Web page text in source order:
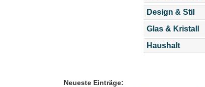
Design & Stil
Glas & Kristall
Haushalt
Neueste Einträge: